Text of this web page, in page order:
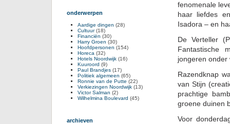
fenomenale
haar liefdes
Isadora – en
De Verteller
Fantastische
jongeren
Razendknap
van Stijn
prachtige
groene duinen
Voor
onderwerpen
Aardige dingen (28)
Cultuur(18)
Financiën (30)
Harry Groen (30)
Hoofdpersonen (154)
Horeca (32)
Hotels Noordwijk (16)
Kuuroord (9)
Paul Brandjes (17)
Politiek algemeen (65)
Ronnie van de Putte (22)
Verkiezingen Noordwijk (13)
Victor Salman (2)
Wilhelmina Boulevard (45)
archieven